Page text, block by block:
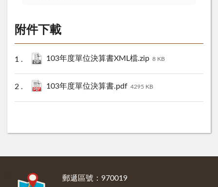
附件下載
103年度單位決算書XML檔.zip 8 KB
103年度單位決算書.pdf 4295 KB
郵遞區號：970019